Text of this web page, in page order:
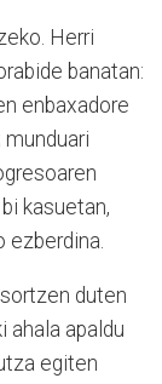
Herri
banatan:
enbaxadore
kasuetan,
ezberdina.
duten
ahala apaldu
egiten